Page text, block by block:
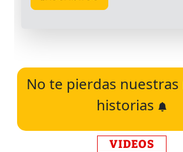
No te pierdas
historias
VIDEOS